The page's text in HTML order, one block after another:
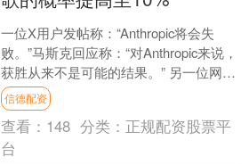
一位X用户发帖称：“Anthropic将会失
败。”马斯克回应称：“对Anthropic来说，
获胜从来不是可能的结果。” 另一位网友
在马斯克的帖子下评论称：“他对....
信德配资
查看： 148 分类： 正规配资股票平
台